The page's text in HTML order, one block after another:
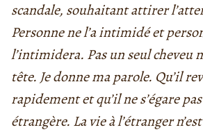
scandale, souhaitant attirer
Personne ne l’a intimidé et
l’intimidera. Pas un seul cheveu
tête. Je donne ma parole. Qu’il
rapidement et qu’il ne s’égare
étrangère. La vie à l’étranger